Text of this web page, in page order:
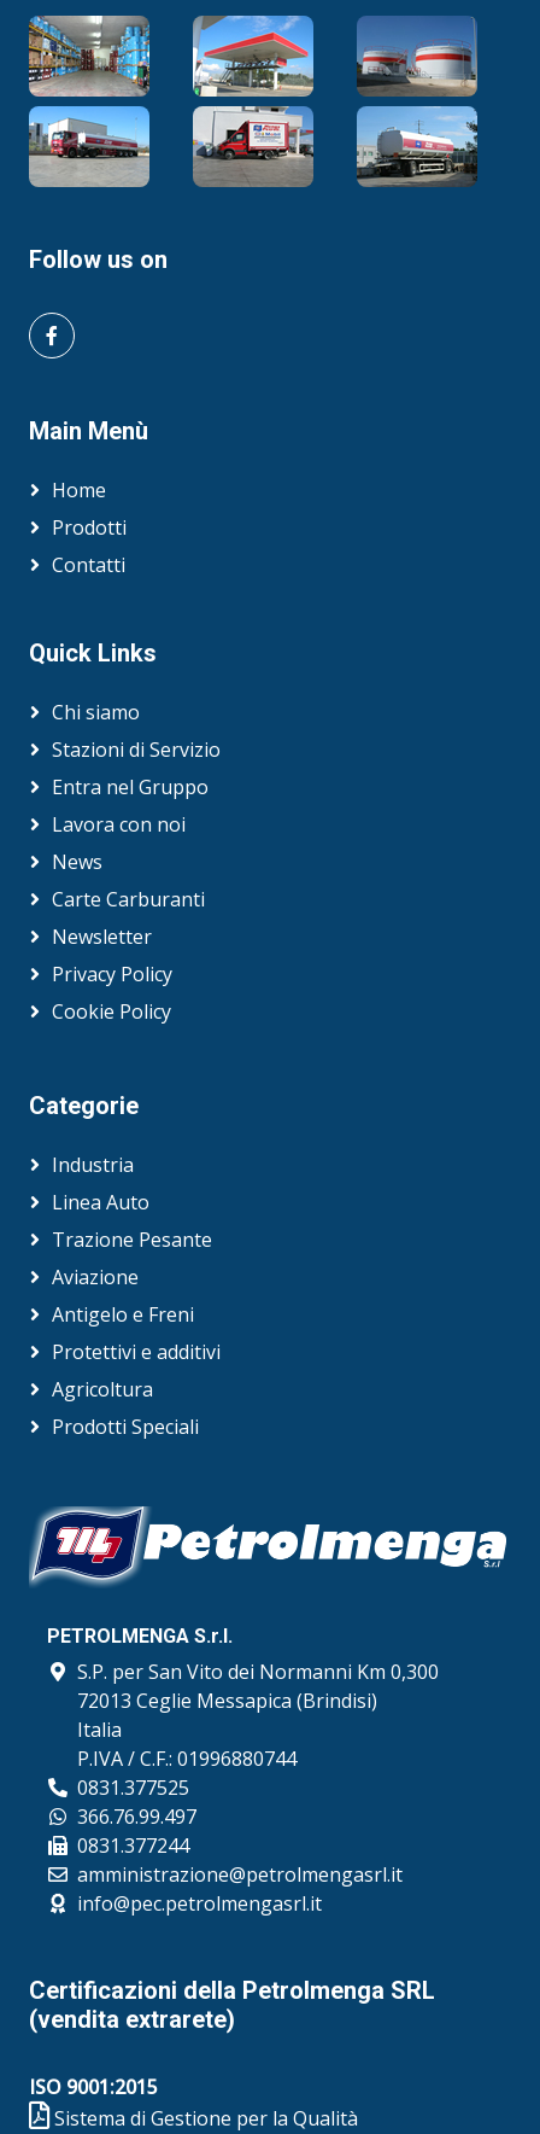
Follow us on
Main Menù
Home
Prodotti
Contatti
Quick Links
Chi siamo
Stazioni di Servizio
Entra nel Gruppo
Lavora con noi
News
Carte Carburanti
Newsletter
Privacy Policy
Cookie Policy
Categorie
Industria
Linea Auto
Trazione Pesante
Aviazione
Antigelo e Freni
Protettivi e additivi
Agricoltura
Prodotti Speciali
PETROLMENGA S.r.l.
S.P. per San Vito dei Normanni Km 0,300
72013 Ceglie Messapica (Brindisi)
Italia
P.IVA / C.F.: 01996880744
0831.377525
366.76.99.497
0831.377244
amministrazione@petrolmengasrl.it
info@pec.petrolmengasrl.it
Certificazioni della Petrolmenga SRL
(vendita extrarete)
ISO 9001:2015
Sistema di Gestione per la Qualità